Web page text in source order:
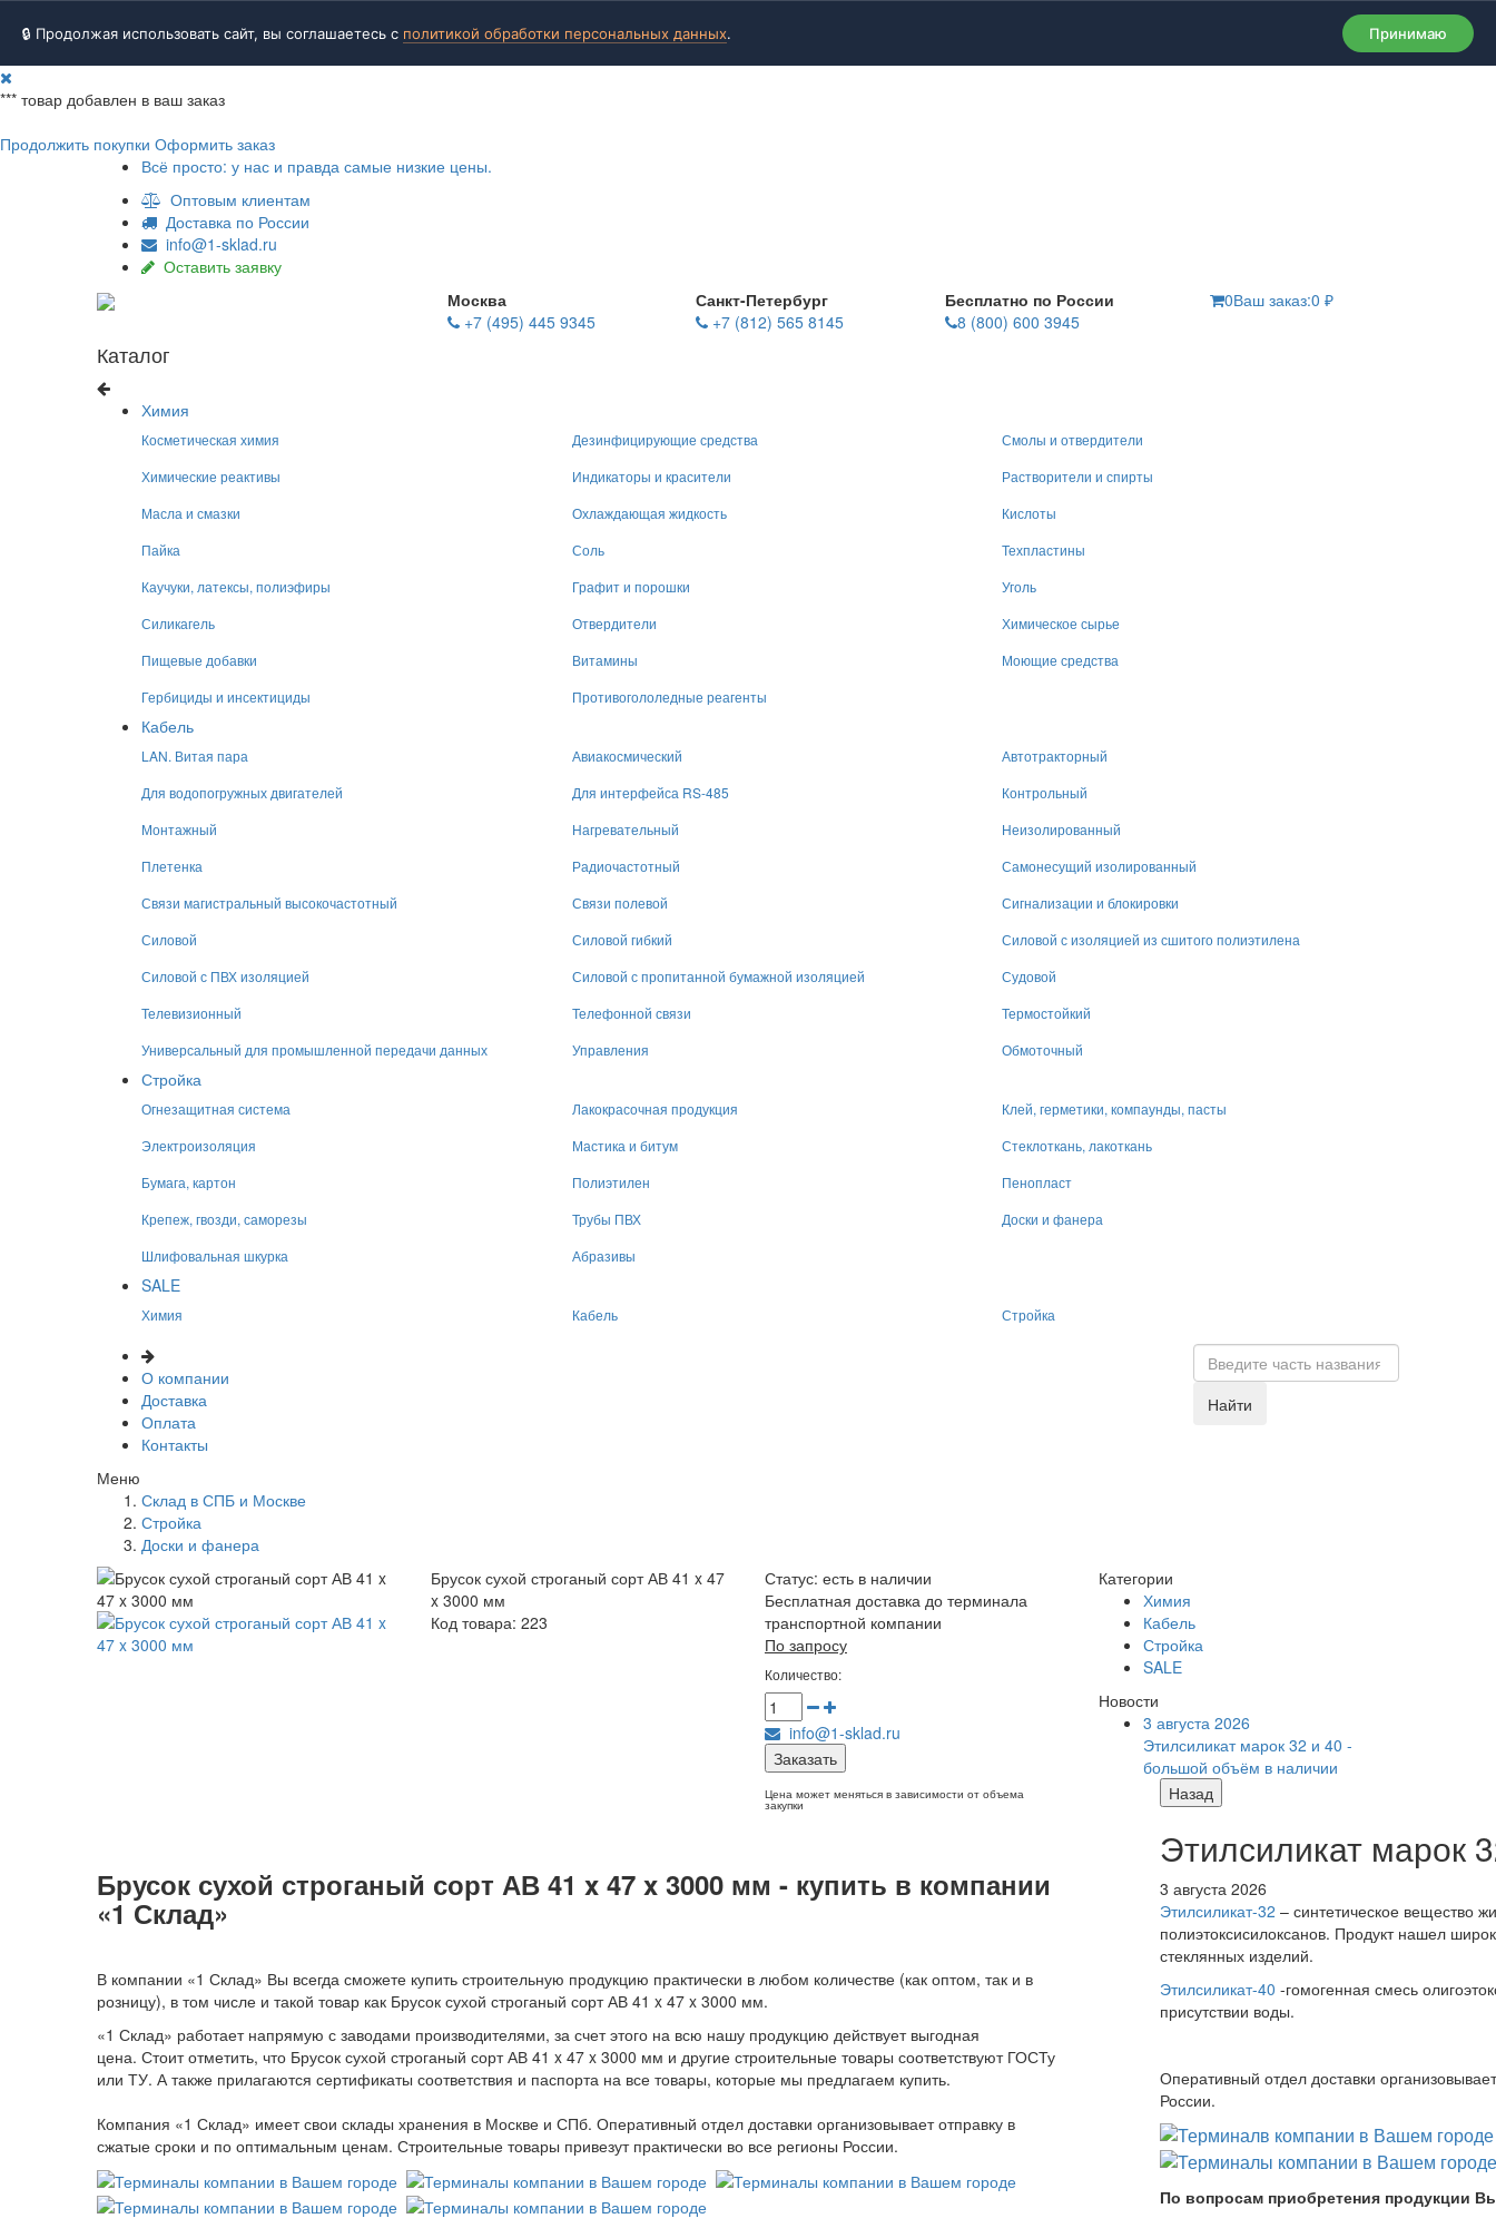
🔒 Продолжая использовать сайт, вы соглашаетесь с политикой обработки персональных данных. Принимаю
*** товар добавлен в ваш заказ
Продолжить покупки Оформить заказ
Всё просто: у нас и правда самые низкие цены.
Оптовым клиентам
Доставка по России
info@1-sklad.ru
Оставить заявку
Москва
+7 (495) 445 9345
Санкт-Петербург
+7 (812) 565 8145
Бесплатно по России
8 (800) 600 3945
0Ваш заказ:0 ₽
Каталог
Химия
Косметическая химия Дезинфицирующие средства
Смолы и отвердители
Химические реактивы
Индикаторы и красители
Растворители и спирты
Масла и смазки
Охлаждающая жидкость
Кислоты
Пайка
Соль
Техпластины
Каучуки, латексы, полиэфиры
Графит и порошки
Уголь
Силикагель
Отвердители
Химическое сырье
Пищевые добавки
Витамины
Моющие средства
Гербициды и инсектициды
Противогололедные реагенты
Кабель
LAN. Витая пара Авиакосмический
Автотракторный
Для водопогружных двигателей
Для интерфейса RS-485
Контрольный
Монтажный
Нагревательный
Неизолированный
Плетенка
Радиочастотный
Самонесущий изолированный
Связи магистральный высокочастотный
Связи полевой
Сигнализации и блокировки
Силовой
Силовой гибкий
Силовой с изоляцией из сшитого полиэтилена
Силовой с ПВХ изоляцией
Силовой с пропитанной бумажной изоляцией
Судовой
Телевизионный
Телефонной связи
Термостойкий
Универсальный для промышленной передачи данных
Управления Обмоточный
Стройка
Огнезащитная система Лакокрасочная продукция
Клей, герметики, компаунды, пасты
Электроизоляция
Мастика и битум
Стеклоткань, лакоткань
Бумага, картон
Полиэтилен
Пенопласт
Крепеж, гвозди, саморезы
Трубы ПВХ
Доски и фанера
Шлифовальная шкурка
Абразивы
SALE
Химия Кабель Стройка
О компании
Доставка
Оплата
Контакты
Найти
Меню
Склад в СПБ и Москве
Стройка
Доски и фанера
Брусок сухой строганый сорт АВ 41 x 47
x 3000 мм
Код товара: 223
Статус: есть в наличии
Бесплатная доставка до терминала
транспортной компании
По запросу
Количество:
info@1-sklad.ru
Заказать
Цена может меняться в зависимости от объема
закупки
Брусок сухой строганый сорт АВ 41 x 47 x 3000 мм - купить в компании
«1 Склад»
В компании «1 Склад» Вы всегда сможете купить строительную продукцию практически в любом количестве (как оптом, так и в
розницу), в том числе и такой товар как Брусок сухой строганый сорт АВ 41 x 47 x 3000 мм.
«1 Склад» работает напрямую с заводами производителями, за счет этого на всю нашу продукцию действует выгодная
цена. Стоит отметить, что Брусок сухой строганый сорт АВ 41 x 47 x 3000 мм и другие строительные товары соответствуют ГОСТу
или ТУ. А также прилагаются сертификаты соответствия и паспорта на все товары, которые мы предлагаем купить.
Компания «1 Склад» имеет свои склады хранения в Москве и СПб. Оперативный отдел доставки организовывает отправку в
сжатые сроки и по оптимальным ценам. Строительные товары привезут практически во все регионы России.
Категории
Химия
Кабель
Стройка
SALE
Новости
3 августа 2026
Этилсиликат марок 32 и 40 -
большой объём в наличии
Назад
Этилсиликат марок
3 августа 2026
Этилсиликат-32 – синтетическое вещество
полиэтоксисилоксанов. Продукт нашел
стеклянных изделий.
Этилсиликат-40 -гомогенная смесь
присутствии воды.
Оперативный отдел доставки
России.
По вопросам приобретения продукции